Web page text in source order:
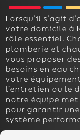
Lorsqu’il s’agit
votre domicile à
rôle essentiel.
plomberie et
vous proposer
besoins en eau
votre
l’entretien ou le
notre équipe
pour garantir
système